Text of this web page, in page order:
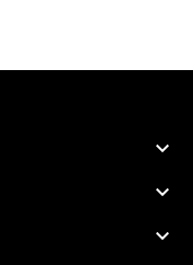


